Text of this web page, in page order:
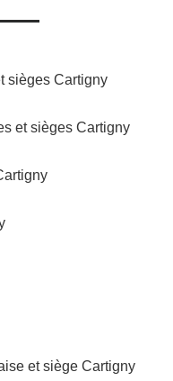
sièges Cartigny
et sièges Cartigny
et siège Cartigny